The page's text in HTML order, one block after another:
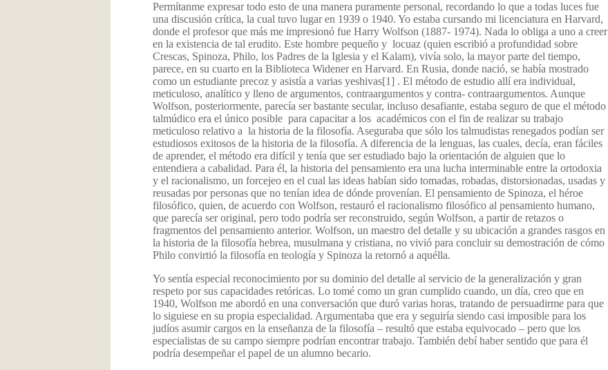
Permítanme expresar todo esto de una manera puramente personal, recordando lo que a todas luces fue
una discusión crítica, la cual tuvo lugar en 1939 o 1940. Yo estaba cursando mi licenciatura en Harvard,
donde el profesor que más me impresionó fue Harry Wolfson (1887- 1974). Nada lo obliga a uno a creer
en la existencia de tal erudito. Este hombre pequeño y locuaz (quien escribió a profundidad sobre
Crescas, Spinoza, Philo, los Padres de la Iglesia y el Kalam), vivía solo, la mayor parte del tiempo,
parece, en su cuarto en la Biblioteca Widener en Harvard. En Rusia, donde nació, se había mostrado
como un estudiante precoz y asistía a varias yeshivas[1] . El método de estudio allí era individual,
meticuloso, analítico y lleno de argumentos, contraargumentos y contra- contraargumentos. Aunque
Wolfson, posteriormente, parecía ser bastante secular, incluso desafiante, estaba seguro de que el método
talmúdico era el único posible para capacitar a los académicos con el fin de realizar su trabajo
meticuloso relativo a la historia de la filosofía. Aseguraba que sólo los talmudistas renegados podían ser
estudiosos exitosos de la historia de la filosofía. A diferencia de la lenguas, las cuales, decía, eran fáciles
de aprender, el método era difícil y tenía que ser estudiado bajo la orientación de alguien que lo
entendiera a cabalidad. Para él, la historia del pensamiento era una lucha interminable entre la ortodoxia
y el racionalismo, un forcejeo en el cual las ideas habían sido tomadas, robadas, distorsionadas, usadas y
reusadas por personas que no tenían idea de dónde provenían. El pensamiento de Spinoza, el héroe
filosófico, quien, de acuerdo con Wolfson, restauró el racionalismo filosófico al pensamiento humano,
que parecía ser original, pero todo podría ser reconstruido, según Wolfson, a partir de retazos o
fragmentos del pensamiento anterior. Wolfson, un maestro del detalle y su ubicación a grandes rasgos en
la historia de la filosofía hebrea, musulmana y cristiana, no vivió para concluir su demostración de cómo
Philo convirtió la filosofía en teología y Spinoza la retornó a aquélla.
Yo sentía especial reconocimiento por su dominio del detalle al servicio de la generalización y gran
respeto por sus capacidades retóricas. Lo tomé como un gran cumplido cuando, un día, creo que en
1940, Wolfson me abordó en una conversación que duró varias horas, tratando de persuadirme para que
lo siguiese en su propia especialidad. Argumentaba que era y seguiría siendo casi imposible para los
judíos asumir cargos en la enseñanza de la filosofía – resultó que estaba equivocado – pero que los
especialistas de su campo siempre podrían encontrar trabajo. También debí haber sentido que para él
podría desempeñar el papel de un alumno becario.